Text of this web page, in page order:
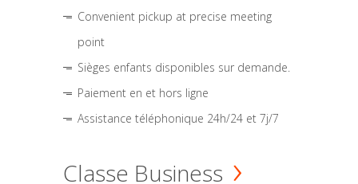
Convenient pickup at precise meeting
point
Sièges enfants disponibles sur demande.
Paiement en et hors ligne
Assistance téléphonique 24h/24 et 7j/7
Classe Business